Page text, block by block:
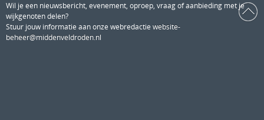
Wil je een nieuwsbericht, evenement, oproep, vraag of aanbieding met je
wijkgenoten delen?
Stuur jouw informatie aan onze webredactie website-
beheer@middenveldroden.nl